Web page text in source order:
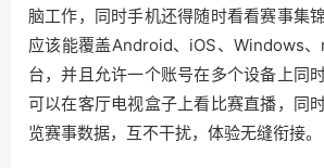
脑工作，同时手机还得随时看看赛事集
应该能覆盖Android、iOS、Windows
台，并且允许一个账号在多个设备上同
可以在客厅电视盒子上看比赛直播，同
览赛事数据，互不干扰，体验无缝衔接。